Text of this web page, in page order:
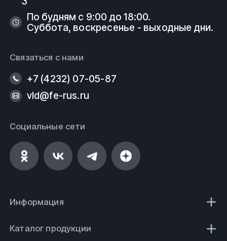
По будням с 9:00 до 18:00.
Суббота, воскресенье - выходные дни.
Связаться с нами
+7 (4232) 07-05-87
vld@fe-rus.ru
Социальные сети
Информация
Каталог продукции